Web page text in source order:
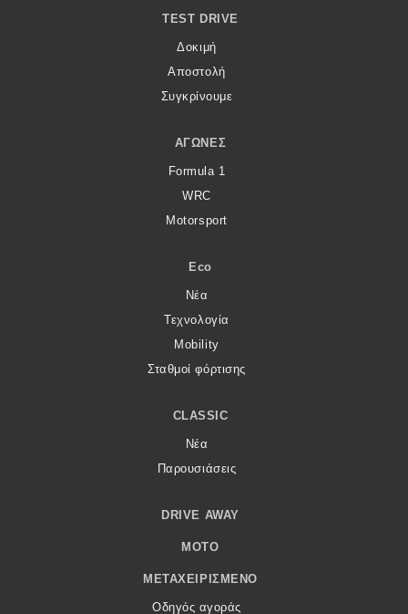
TEST DRIVE
Δοκιμή
Αποστολή
Συγκρίνουμε
ΑΓΏΝΕΣ
Formula 1
WRC
Motorsport
Eco
Νέα
Τεχνολογία
Mobility
Σταθμοί φόρτισης
CLASSIC
Νέα
Παρουσιάσεις
DRIVE AWAY
MOTO
ΜΕΤΑΧΕΙΡΙΣΜΈΝΟ
Οδηγός αγοράς